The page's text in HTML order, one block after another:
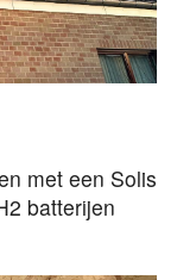
met een Solis
batterijen